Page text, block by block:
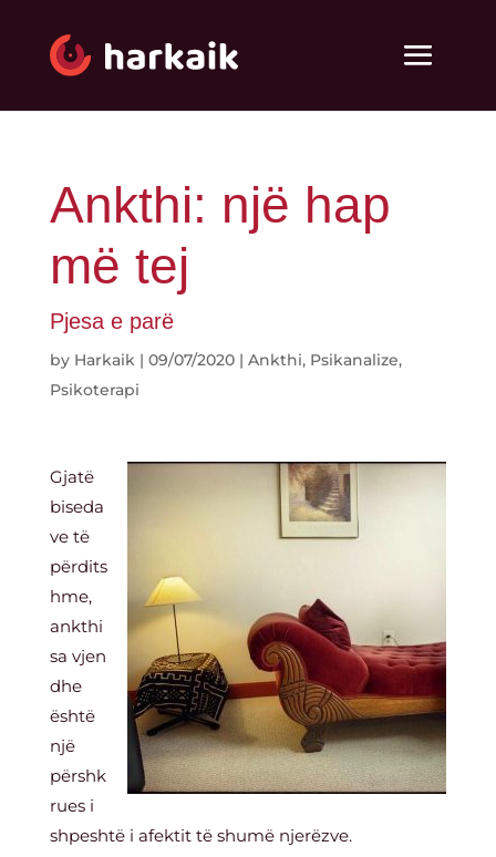
Ankthi: një hap
më tej
Pjesa e parë
by Harkaik| 09/07/2020| Ankthi, Psikanalize,
Psikoterapi
Gjatë
biseda
ve të
përdits
hme,
ankthi
sa vjen
dhe
është
një
përshk
rues i
shpeshtë i afektit të shumë njerëzve.